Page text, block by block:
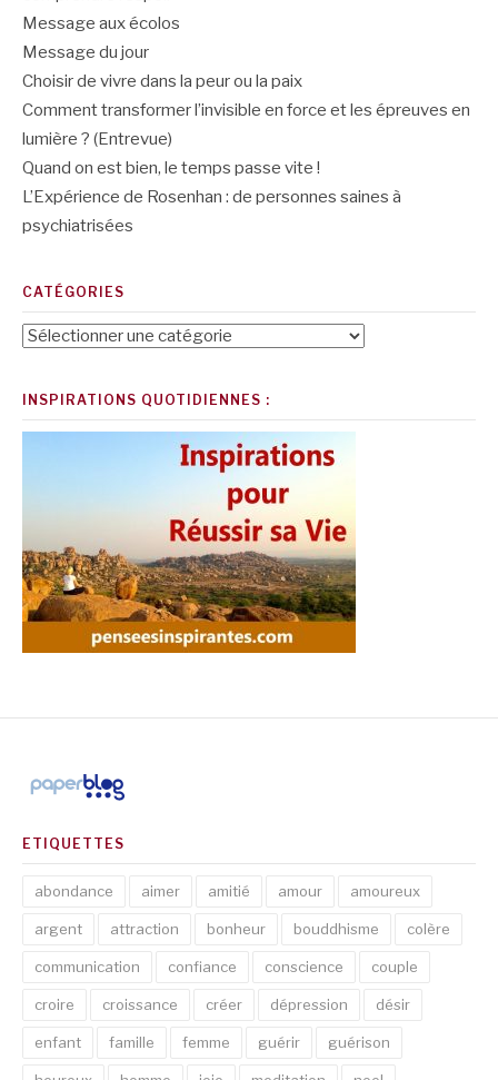
Message aux écolos
Message du jour
Choisir de vivre dans la peur ou la paix
Comment transformer l’invisible en force et les épreuves en
lumière ? (Entrevue)
Quand on est bien, le temps passe vite !
L’Expérience de Rosenhan : de personnes saines à
psychiatrisées
CATÉGORIES
Catégories
INSPIRATIONS QUOTIDIENNES :
ETIQUETTES
abondance aimer amitié amour amoureux
argent attraction bonheur bouddhisme colère
communication confiance conscience couple
croire croissance créer dépression désir
enfant famille femme guérir guérison